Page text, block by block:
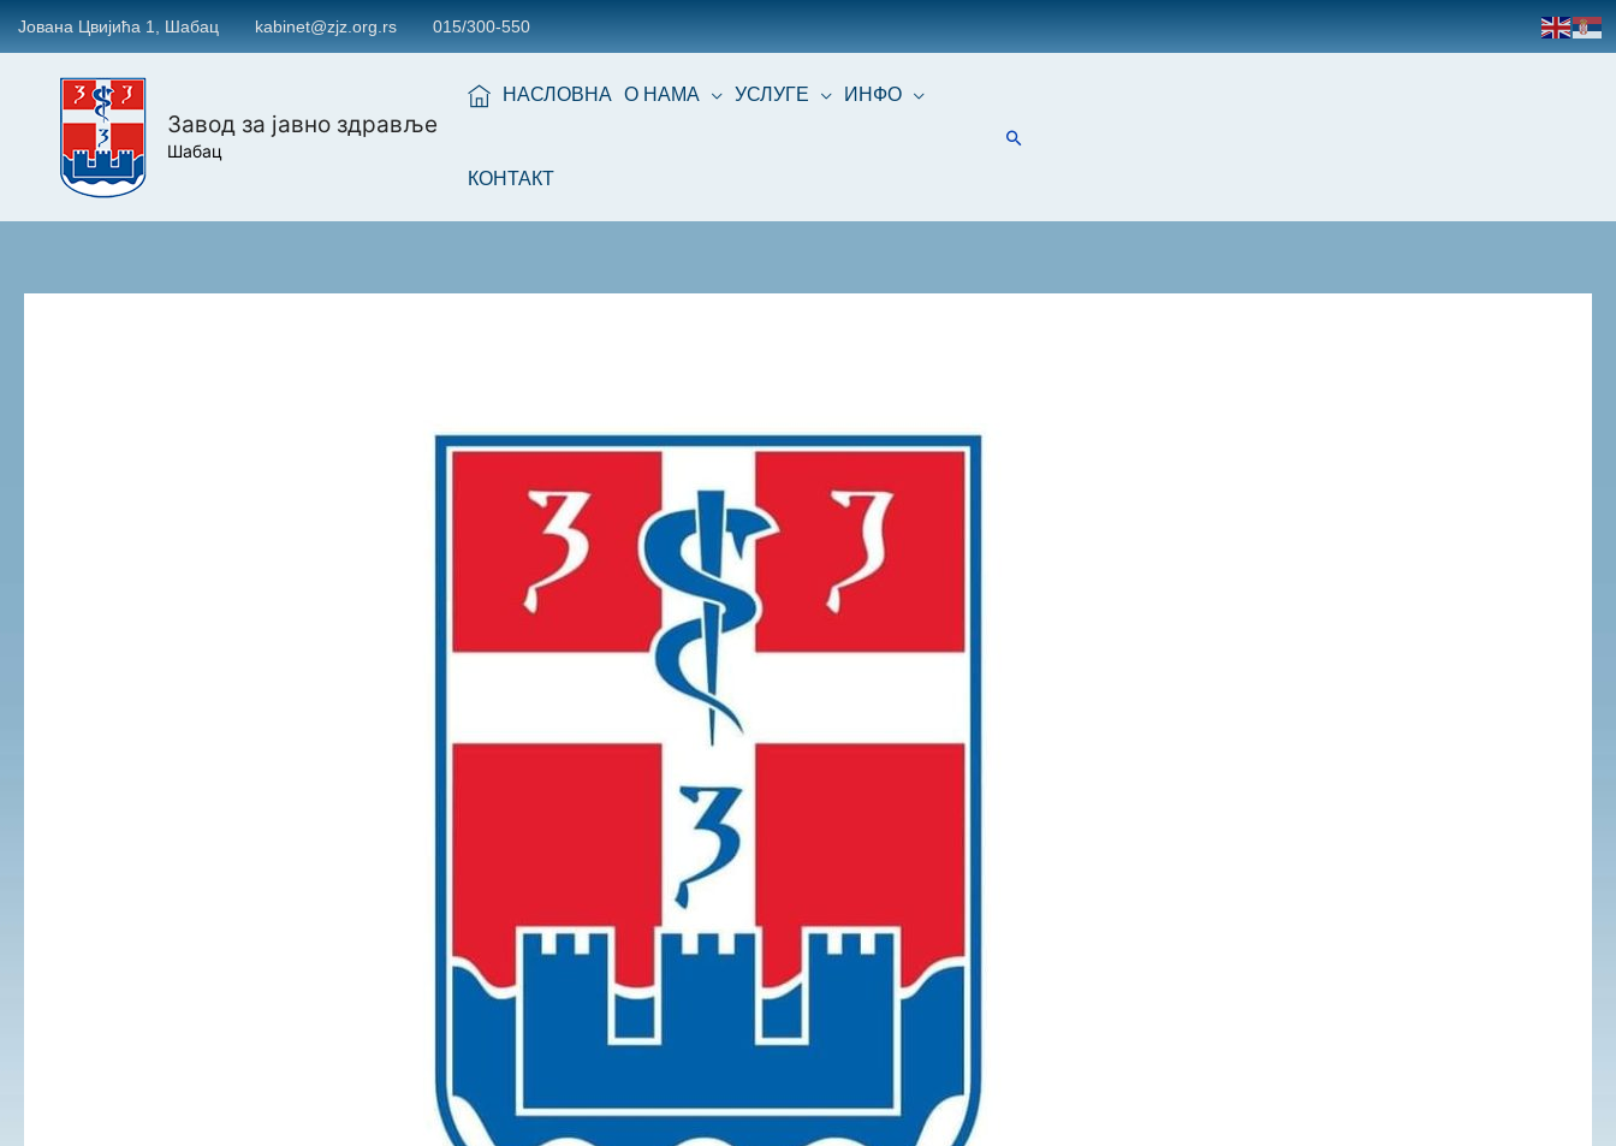
Јована Цвијића 1, Шабац kabinet@zjz.org.rs 015/300-550
Завод за јавно здравље
Шабац
НАСЛОВНА О НАМА УСЛУГЕ ИНФО
КОНТАКТ